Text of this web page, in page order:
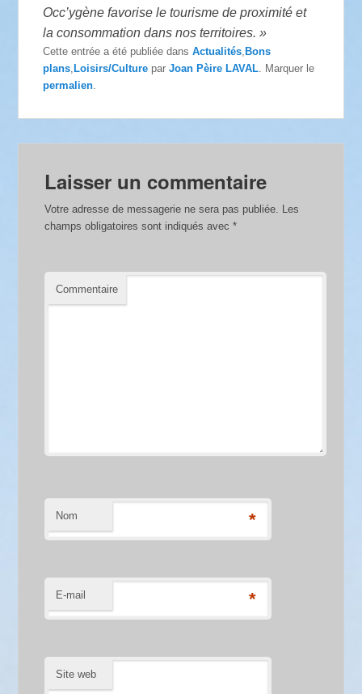
Occ’ygène favorise le tourisme de proximité et
la consommation dans nos territoires. »
Cette entrée a été publiée dansActualités ,Bons
plans ,Loisirs/Culture parJoan Pèire LAVAL . Marquer le
permalien
Laisser un commentaire
Votre adresse de messagerie ne sera pas publiée. Les
champs obligatoires sont indiqués avec*
Commentaire
Nom *
E-mail *
Site web